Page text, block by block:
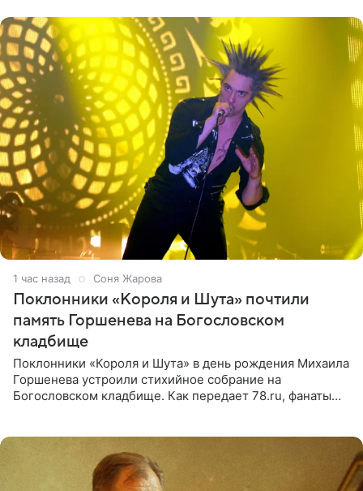
1 час назад Соня Жарова
Поклонники «Короля и Шута» почтили
память Горшенева на Богословском
кладбище
Поклонники «Короля и Шута» в день рождения Михаила
Горшенева устроили стихийное собрание на
Богословском кладбище. Как передает 78.ru, фанаты